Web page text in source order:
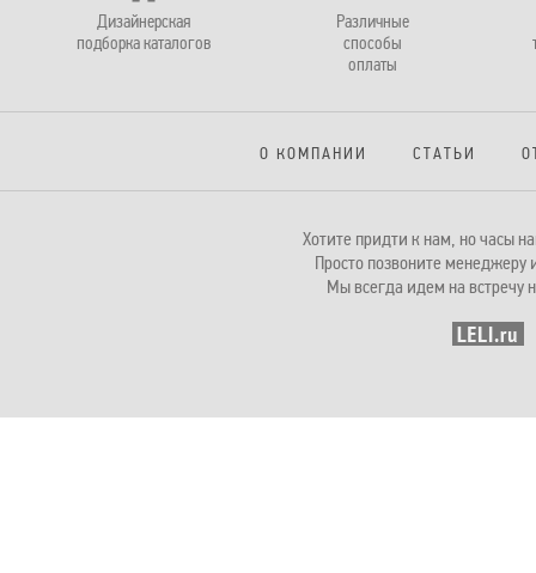
Дизайнерская
подборка каталогов
Различные
способы
оплаты
О КОМПАНИИ СТАТЬИ
Хотите придти к нам, но часы
Просто позвоните менеджеру
Мы всегда идем на встречу